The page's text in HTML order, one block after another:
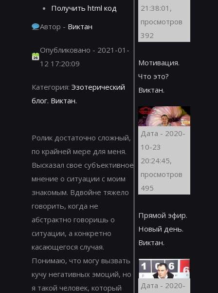
Получить html код
Автор - Виктан
Опубликовано - 2021-01-
12 17:20:09
Категория: Эзотерический
блог. Виктан.
Ролик достаточно сложный,
по крайней мере для меня.
Высказал свое субъективное
мнение о ситуации с моим
знакомым. Вдвойне тяжело
говорить, когда не
абстрактно говоришь о
ситуации, а конкретно
касающегося случая.
Понимаю, что могу вызвать
кучу негативных эмоций, но
я такой человек, который
21:38:01,
просмотров
392
Мотивация.
Что это?
Виктан.
Дата - 2020-
10-23
20:24:45,
просмотров
495
Прямой эфир.
Новый день.
Виктан.
Дата - 2020-